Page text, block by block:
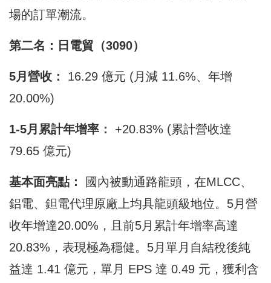
場的訂單潮流。
第二名：日電貿（3090）
5月營收：
16.29 億元 (月減 11.6%、年增
20.00%)
1-5月累計年增率：
+20.83% (累計營收達
79.65 億元)
基本面亮點：
國內被動通路龍頭，在MLCC、
鋁電、鉭電代理原廠上均具龍頭級地位。5月營
收年增達20.00%，且前5月累計年增率高達
20.83%，表現極為穩健。5月單月自結稅後純
益達 1.41 億元，單月 EPS 達 0.49 元，獲利含